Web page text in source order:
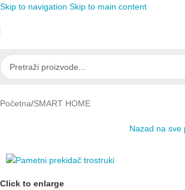
Skip to navigation Skip to main content
Početna/SMART HOME
Nazad na sve
Click to enlarge